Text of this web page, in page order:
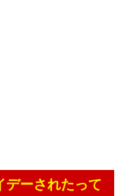
デーされたって